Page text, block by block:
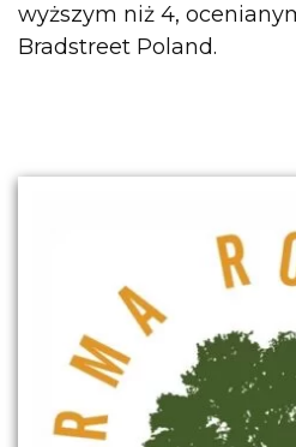
wyższym niż 4,
Bradstreet Poland.